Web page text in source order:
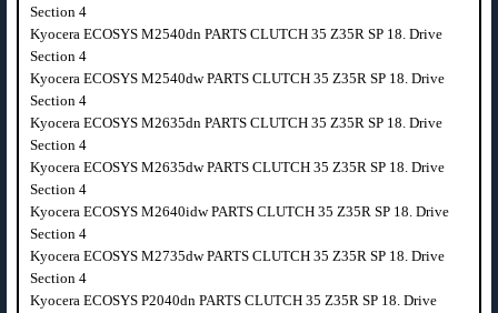
Section 4
Kyocera ECOSYS M2540dn PARTS CLUTCH 35 Z35R SP 18. Drive
Section 4
Kyocera ECOSYS M2540dw PARTS CLUTCH 35 Z35R SP 18. Drive
Section 4
Kyocera ECOSYS M2635dn PARTS CLUTCH 35 Z35R SP 18. Drive
Section 4
Kyocera ECOSYS M2635dw PARTS CLUTCH 35 Z35R SP 18. Drive
Section 4
Kyocera ECOSYS M2640idw PARTS CLUTCH 35 Z35R SP 18. Drive
Section 4
Kyocera ECOSYS M2735dw PARTS CLUTCH 35 Z35R SP 18. Drive
Section 4
Kyocera ECOSYS P2040dn PARTS CLUTCH 35 Z35R SP 18. Drive